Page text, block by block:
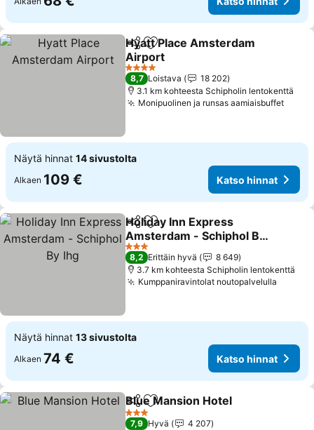
Jaa Lisää suosikkeihin
Hyatt Place Amsterdam
Airport
Katso hinnat
4 Tähtiluokitus
8,7 Loistava
18 202
3.1 km kohteesta Schipholin lentokenttä
Monipuolinen ja runsas aamiaisbuffet
Näytä hinnat 14 sivustolta
Alkaen 109 € Katso hinnat
Jaa Lisää suosikkeihin
Holiday Inn Express
Amsterdam - Schiphol By
Ihg
Katso hinnat
3 Tähtiluokitus
8,2 Erittäin hyvä
8 649
3.7 km kohteesta Schipholin lentokenttä
Kumppaniravintolat noutopalvelulla
Näytä hinnat 13 sivustolta
Alkaen 74 € Katso hinnat
Jaa Lisää suosikkeihin
Blue Mansion Hotel
3 Tähtiluokitus
7,9 Hyvä
4 207